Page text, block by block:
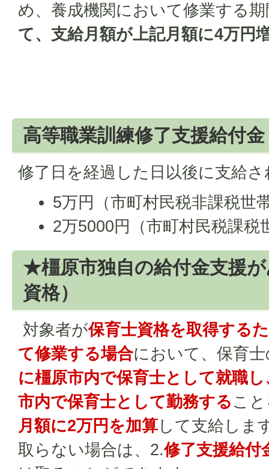
め、養成機関において修業する
て、支給月額が上記月額に4万円
高等職業訓練修了支援給付金
修了日を経過した日以後に支給
5万円（市町村民税非課税世
2万5000円（市町村民税課税
★橿原市独自の給付金支援
資格）
対象者が保育士資格を取得する
て修業する場合において、保育
に橿原市内で保育士として就職
市内で保育士として勤務するこ
月額に2万円を加算して支給しま
取らない場合は、2.修了支援給付